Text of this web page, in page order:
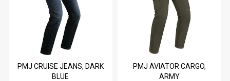
PMJ CRUISE JEANS, DARK
BLUE
PMJ AVIATOR CARGO,
ARMY